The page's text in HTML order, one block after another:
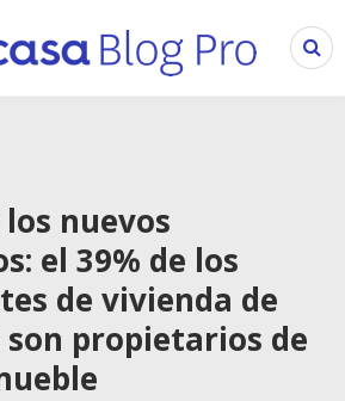
nuevos
el 39% de los
de vivienda de
propietarios de